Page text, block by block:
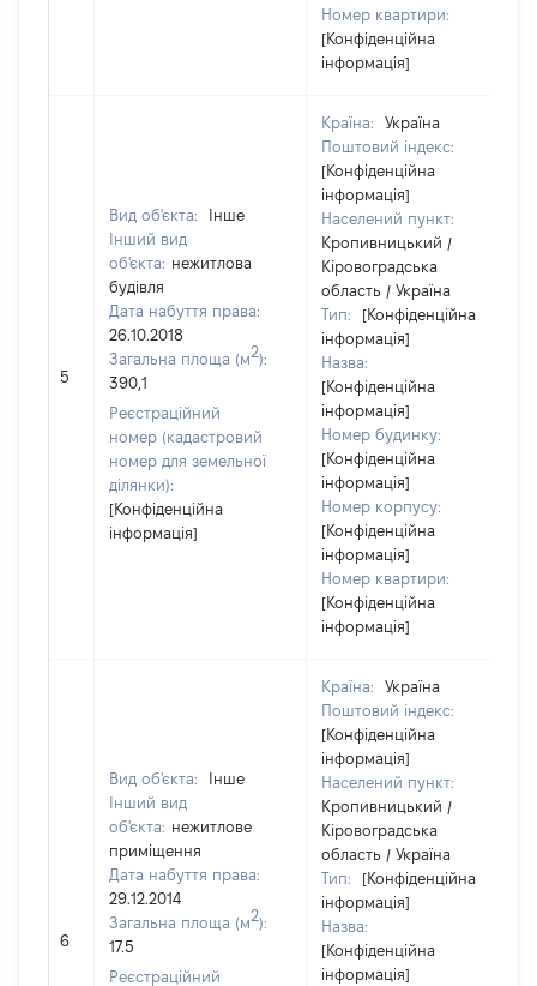
Номер квартири:
[Конфіденційна
інформація]
5
Вид об'єкта:
Інше
Інший вид
об'єкта: нежитлова
будівля
Дата набуття права:
26.10.2018
Загальна площа (м2):
390,1
Реєстраційний
номер (кадастровий
номер для земельної
ділянки):
[Конфіденційна
інформація]
Країна:
Україна
Поштовий індекс:
[Конфіденційна
інформація]
Населений пункт:
Кропивницький /
Кіровоградська
область / Україна
Тип:
[Конфіденційна
інформація]
Назва:
[Конфіденційна
інформація]
Номер будинку:
[Конфіденційна
інформація]
Номер корпусу:
[Конфіденційна
інформація]
Номер квартири:
[Конфіденційна
інформація]
6
Вид об'єкта:
Інше
Інший вид
об'єкта: нежитлове
приміщення
Дата набуття права:
29.12.2014
Загальна площа (м2):
17.5
Реєстраційний
Країна:
Україна
Поштовий індекс:
[Конфіденційна
інформація]
Населений пункт:
Кропивницький /
Кіровоградська
область / Україна
Тип:
[Конфіденційна
інформація]
Назва:
[Конфіденційна
інформація]